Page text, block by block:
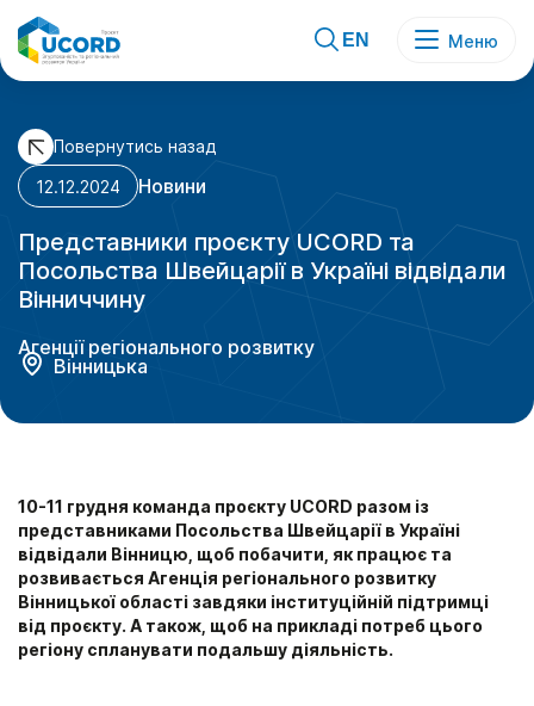
content
EN Меню
Повернутись назад
12.12.2024
Новини
Представники проєкту UCORD та
Посольства Швейцарії в Україні відвідали
Вінниччину
Агенції регіонального розвитку
Вінницька
10-11 грудня команда проєкту UCORD разом із
представниками Посольства Швейцарії в Україні
відвідали Вінницю, щоб побачити, як працює та
розвивається Агенція регіонального розвитку
Вінницької області завдяки інституційній підтримці
від проєкту. А також, щоб на прикладі потреб цього
регіону спланувати подальшу діяльність.